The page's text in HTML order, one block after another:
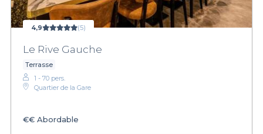
4,9 (5)
Le Rive Gauche
Terrasse
1 - 70 pers.
Quartier de la Gare
€€ Abordable